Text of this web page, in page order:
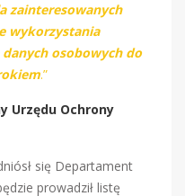
zainteresowanych
wykorzystania
osobowych do
.”
Urzędu Ochrony
się Departament
prowadził listę